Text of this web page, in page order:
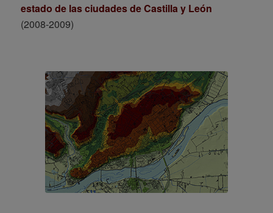
estado de las ciudades de Castilla y León
(2008-2009)